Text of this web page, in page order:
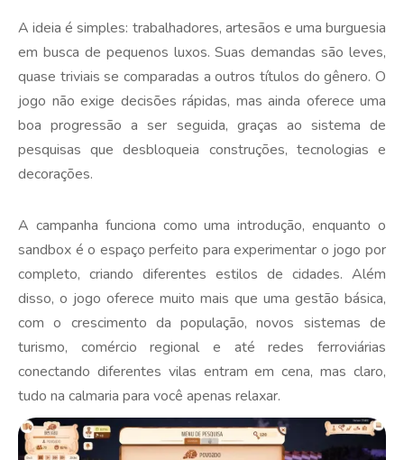
A ideia é simples: trabalhadores, artesãos e uma burguesia
em busca de pequenos luxos. Suas demandas são leves,
quase triviais se comparadas a outros títulos do gênero. O
jogo não exige decisões rápidas, mas ainda oferece uma
boa progressão a ser seguida, graças ao sistema de
pesquisas que desbloqueia construções, tecnologias e
decorações.
A campanha funciona como uma introdução, enquanto o
sandbox é o espaço perfeito para experimentar o jogo por
completo, criando diferentes estilos de cidades. Além
disso, o jogo oferece muito mais que uma gestão básica,
com o crescimento da população, novos sistemas de
turismo, comércio regional e até redes ferroviárias
conectando diferentes vilas entram em cena, mas claro,
tudo na calmaria para você apenas relaxar.